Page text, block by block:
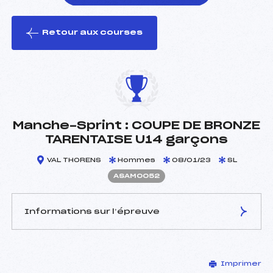
le ski
Retour aux courses
Manche-Sprint : COUPE DE BRONZE
TARENTAISE U14 garçons
VAL THORENS Hommes 08/01/23 SL
ASAM0052
Informations sur l’épreuve
GUILLOT VICTOR (SA)
Imprimer